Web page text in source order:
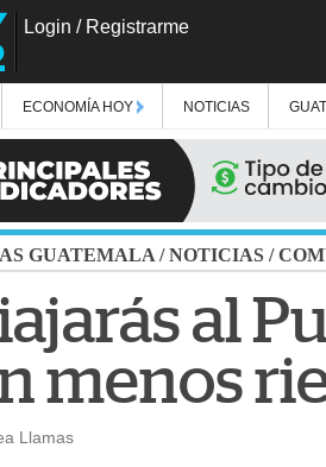
Login / Registrarme
ECONOMÍA HOY NOTICIAS
GUATEMALA /NOTICIAS /
al
menos
Llamas